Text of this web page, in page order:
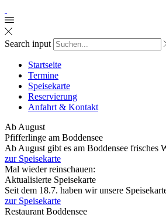
Search input
Startseite
Termine
Speisekarte
Reservierung
Anfahrt & Kontakt
Ab August
Pfifferlinge am Boddensee
Ab August gibt es am Boddensee frisches
zur Speisekarte
Mal wieder reinschauen:
Aktualisierte Speisekarte
Seit dem 18.7. haben wir unsere
zur Speisekarte
Restaurant Boddensee